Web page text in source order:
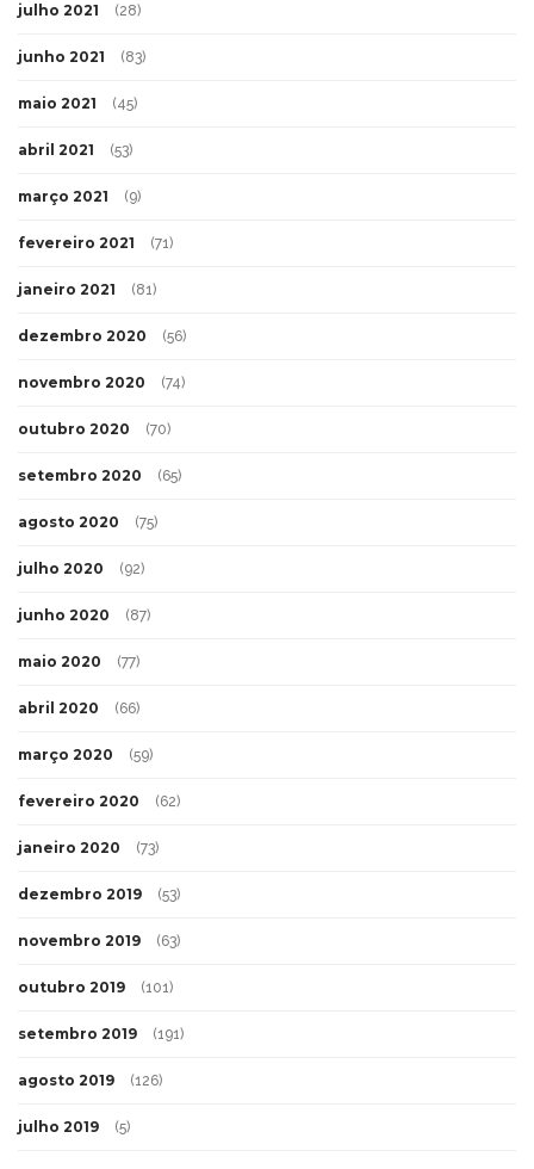
julho 2021 (28)
junho 2021 (83)
maio 2021 (45)
abril 2021 (53)
março 2021 (9)
fevereiro 2021 (71)
janeiro 2021 (81)
dezembro 2020 (56)
novembro 2020 (74)
outubro 2020 (70)
setembro 2020 (65)
agosto 2020 (75)
julho 2020 (92)
junho 2020 (87)
maio 2020 (77)
abril 2020 (66)
março 2020 (59)
fevereiro 2020 (62)
janeiro 2020 (73)
dezembro 2019 (53)
novembro 2019 (63)
outubro 2019 (101)
setembro 2019 (191)
agosto 2019 (126)
julho 2019 (5)